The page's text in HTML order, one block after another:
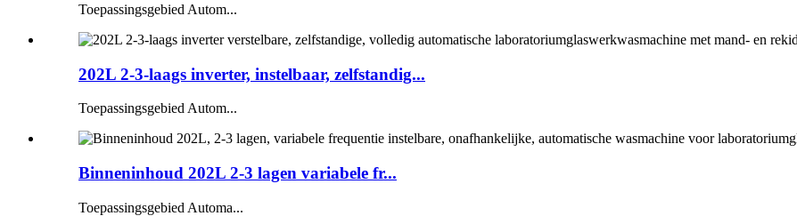
Toepassingsgebied Autom...
202L 2-3-laags inverter, instelbaar, zelfstandig...
Toepassingsgebied Autom...
Binneninhoud 202L 2-3 lagen variabele fr...
Toepassingsgebied Automa...